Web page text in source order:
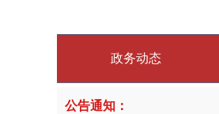
政务动态
公告通知：